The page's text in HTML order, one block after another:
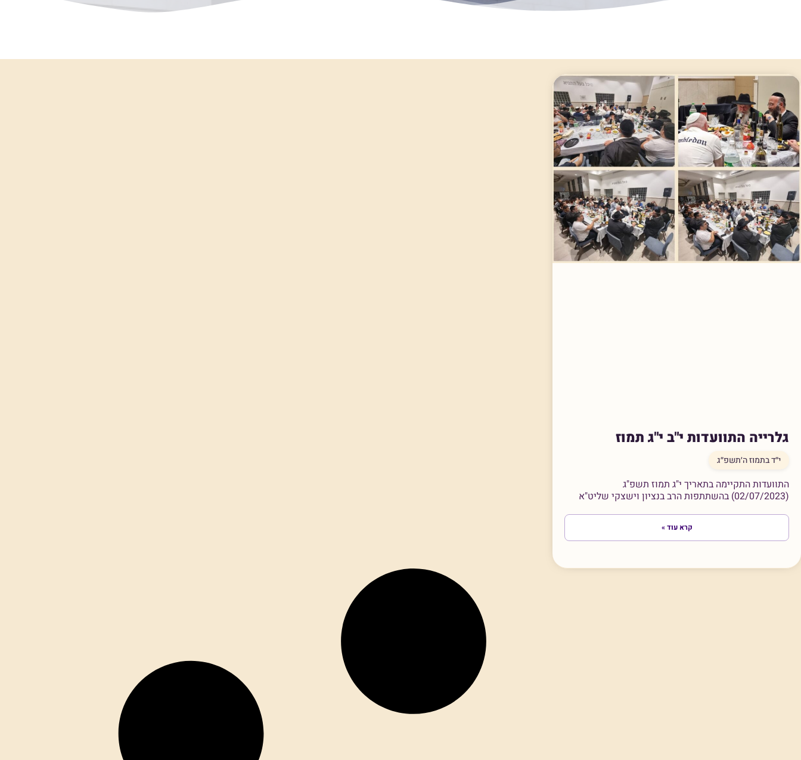
גלרייה התוועדות י"ב י"ג תמוז
י״ד בתמוז ה׳תשפ״ג
התוועדות התקיימה בתאריך י"ג תמוז תשפ"ג
(02/07/2023) בהשתתפות הרב בנציון וישצקי שליט"א
קרא עוד »